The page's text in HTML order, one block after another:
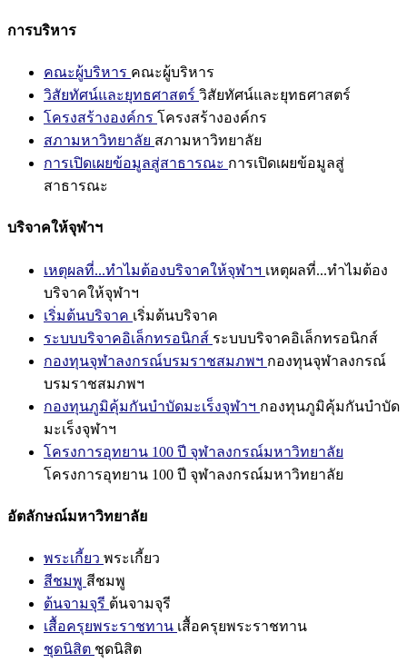
การบริหาร
คณะผู้บริหาร คณะผู้บริหาร
วิสัยทัศน์และยุทธศาสตร์ วิสัยทัศน์และยุทธศาสตร์
โครงสร้างองค์กร โครงสร้างองค์กร
สภามหาวิทยาลัย สภามหาวิทยาลัย
การเปิดเผยข้อมูลสู่สาธารณะ การเปิดเผยข้อมูลสู่
สาธารณะ
บริจาคให้จุฬาฯ
เหตุผลที่...ทำไมต้องบริจาคให้จุฬาฯ เหตุผลที่...ทำไมต้อง
บริจาคให้จุฬาฯ
เริ่มต้นบริจาค เริ่มต้นบริจาค
ระบบบริจาคอิเล็กทรอนิกส์ ระบบบริจาคอิเล็กทรอนิกส์
กองทุนจุฬาลงกรณ์บรมราชสมภพฯ กองทุนจุฬาลงกรณ์
บรมราชสมภพฯ
กองทุนภูมิคุ้มกันบำบัดมะเร็งจุฬาฯ กองทุนภูมิคุ้มกันบำบัด
มะเร็งจุฬาฯ
โครงการอุทยาน 100 ปี จุฬาลงกรณ์มหาวิทยาลัย
โครงการอุทยาน 100 ปี จุฬาลงกรณ์มหาวิทยาลัย
อัตลักษณ์มหาวิทยาลัย
พระเกี้ยว พระเกี้ยว
สีชมพู สีชมพู
ต้นจามจุรี ต้นจามจุรี
เสื้อครุยพระราชทาน เสื้อครุยพระราชทาน
ชุดนิสิต ชุดนิสิต